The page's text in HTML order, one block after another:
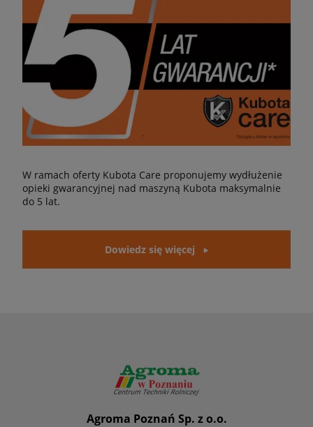
W ramach oferty Kubota Care proponujemy wydłużenie
opieki gwarancyjnej nad maszyną Kubota maksymalnie
do 5 lat.
Dowiedz się więcej
Agroma Poznań Sp. z o.o.